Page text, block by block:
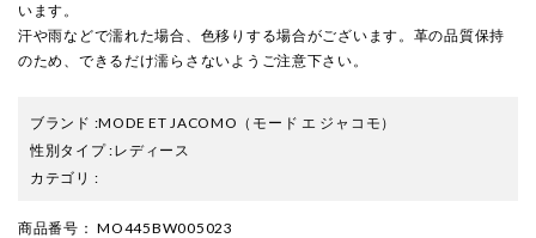
います。
汗や雨などで濡れた場合、色移りする場合がございます。革の品質保持
のため、できるだけ濡らさないようご注意下さい。
ブランド :MODE ET JACOMO （モード エ ジャコモ）
性別タイプ:レディース
カテゴリ :
商品番号 ： MO445BW005023